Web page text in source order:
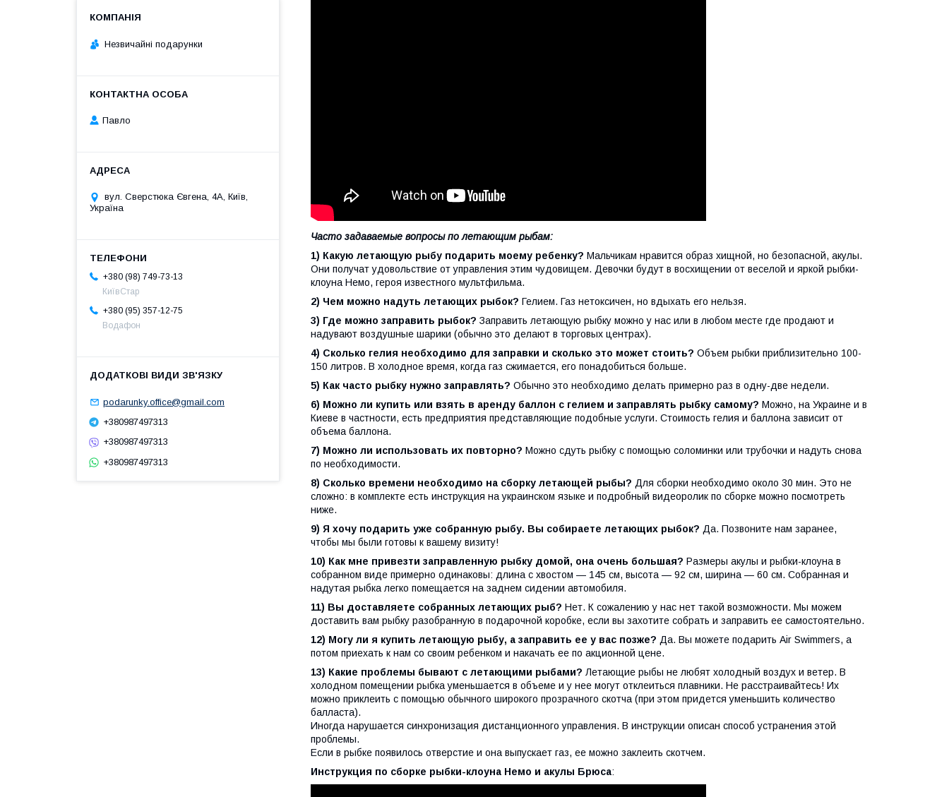
Часто задаваемые вопросы по летающим рыбам:
1) Какую летающую рыбу подарить моему ребенку? Мальчикам нравится образ хищной, но безопасной, акулы.
Они получат удовольствие от управления этим чудовищем. Девочки будут в восхищении от веселой и яркой рыбки-
клоуна Немо, героя известного мультфильма.
2) Чем можно надуть летающих рыбок? Гелием. Газ нетоксичен, но вдыхать его нельзя.
3) Где можно заправить рыбок? Заправить летающую рыбку можно у нас или в любом месте где продают и
надувают воздушные шарики (обычно это делают в торговых центрах).
4) Сколько гелия необходимо для заправки и сколько это может стоить? Объем рыбки приблизительно 100-
150 литров. В холодное время, когда газ сжимается, его понадобиться больше.
5) Как часто рыбку нужно заправлять? Обычно это необходимо делать примерно раз в одну-две недели.
6) Можно ли купить или взять в аренду баллон с гелием и заправлять рыбку самому? Можно, на Украине и в
Киеве в частности, есть предприятия представляющие подобные услуги. Стоимость гелия и баллона зависит от
объема баллона.
7) Можно ли использовать их повторно? Можно сдуть рыбку с помощью соломинки или трубочки и надуть снова
по необходимости.
8) Сколько времени необходимо на сборку летающей рыбы? Для сборки необходимо около 30 мин. Это не
сложно: в комплекте есть инструкция на украинском языке и подробный видеоролик по сборке можно посмотреть
ниже.
9) Я хочу подарить уже собранную рыбу. Вы собираете летающих рыбок? Да. Позвоните нам заранее,
чтобы мы были готовы к вашему визиту!
10) Как мне привезти заправленную рыбку домой, она очень большая? Размеры акулы и рыбки-клоуна в
собранном виде примерно одинаковы: длина с хвостом — 145 см, высота — 92 см, ширина — 60 см. Собранная и
надутая рыбка легко помещается на заднем сидении автомобиля.
11) Вы доставляете собранных летающих рыб? Нет. К сожалению у нас нет такой возможности. Мы можем
доставить вам рыбку разобранную в подарочной коробке, если вы захотите собрать и заправить ее самостоятельно.
12) Могу ли я купить летающую рыбу, а заправить ее у вас позже? Да. Вы можете подарить Air Swimmers, а
потом приехать к нам со своим ребенком и накачать ее по акционной цене.
13) Какие проблемы бывают с летающими рыбами? Летающие рыбы не любят холодный воздух и ветер. В
холодном помещении рыбка уменьшается в объеме и у нее могут отклеиться плавники. Не расстраивайтесь! Их
можно приклеить с помощью обычного широкого прозрачного скотча (при этом придется уменьшить количество
балласта).
Иногда нарушается синхронизация дистанционного управления. В инструкции описан способ устранения этой
проблемы.
Если в рыбке появилось отверстие и она выпускает газ, ее можно заклеить скотчем.
Инструкция по сборке рыбки-клоуна Немо и акулы Брюса:
Незвичайні подарунки
Павло
вул. Сверстюка Євгена, 4А, Київ,
Україна
+380 (98) 749-73-13
КиївСтар
+380 (95) 357-12-75
Водафон
podarunky.office@gmail.com
+380987497313
+380987497313
+380987497313